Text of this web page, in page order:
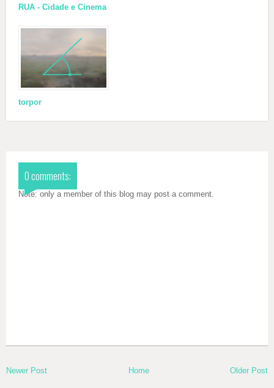
RUA - Cidade e Cinema
torpor
0 comments:
Note: only a member of this blog may post a comment.
Newer Post Home Older Post